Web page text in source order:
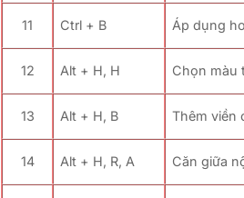
11 Ctrl + B Áp dụng
12 Alt + H, H Chọn màu
13 Alt + H, B Thêm viền
14 Alt + H, R, A Căn giữa